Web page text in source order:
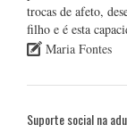
trocas de afeto,
filho e é esta
Maria Fontes
Suporte social na